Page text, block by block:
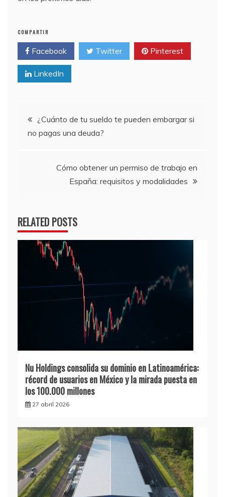
COMPARTIR
Facebook Twitter Pinterest
LinkedIn
Navegación
de
entradas
¿Cuánto de tu sueldo te pueden embargar si
no pagas una deuda?
Cómo obtener un permiso de trabajo en
España: requisitos y modalidades
RELATED POSTS
Nu Holdings consolida su dominio en Latinoamérica:
récord de usuarios en México y la mirada puesta en
los 100.000 millones
27 abril 2026